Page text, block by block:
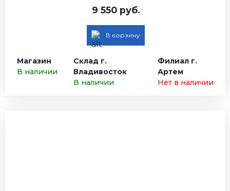
9 550 руб.
В корзину
Магазин
В наличии
Склад г.
Владивосток
В наличии
Филиал г.
Артем
Нет в наличии